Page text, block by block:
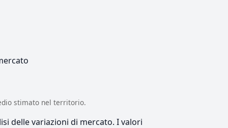
stimato nel territorio.
delle variazioni di mercato. I valori